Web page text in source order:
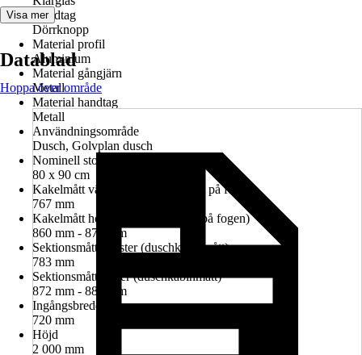
Handtag
Dörrknopp
Material profil
Aluminium
Material gångjärn
Metall
Material handtag
Metall
Användningsområde
Dusch, Golvplan dusch
Nominell storlek i cm
80 x 90 cm
Kakelmått vänster (glasrutans mitt på fogen)
767 mm
Kakelmått höger (glasrutans mitt på fogen)
860 mm - 874 mm
Sektionsmått vänster (duschkabinmått)
783 mm
Sektionsmått höger (duschkabinmått)
872 mm - 886 mm
Ingångsbredd
720 mm
Höjd
2 000 mm
Visa mer
Datablad
Hoppa över område